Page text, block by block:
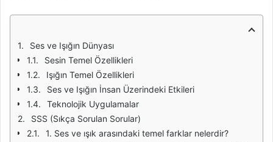
Ses ve Işığın Dünyası
Sesin Temel Özellikleri
Işığın Temel Özellikleri
Ses ve Işığın İnsan Üzerindeki Etkileri
Teknolojik Uygulamalar
SSS (Sıkça Sorulan Sorular)
1. Ses ve ışık arasındaki temel farklar nelerdir?